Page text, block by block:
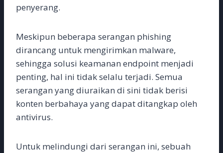
penyerang.
Meskipun beberapa serangan phishing
dirancang untuk mengirimkan malware,
sehingga solusi keamanan endpoint menjadi
penting, hal ini tidak selalu terjadi. Semua
serangan yang diuraikan di sini tidak berisi
konten berbahaya yang dapat ditangkap oleh
antivirus.
Untuk melindungi dari serangan ini, sebuah